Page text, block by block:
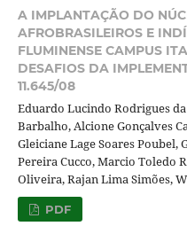
A IMPLANTAÇÃO DO
AFROBRASILEIROS E
FLUMINENSE CAMPUS
DESAFIOS DA
11.645/08
Eduardo Lucindo Rodrigues
Barbalho, Alcione Gonçalves
Gleiciane Lage Soares
Pereira Cucco, Marcio Toledo
Oliveira, Rajan Lima Simões,
PDF